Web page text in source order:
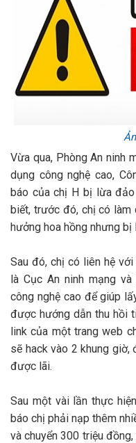
Vừa qua, Phòng An ninh
dụng công nghệ cao,
báo của chị H bị lừa
biết, trước đó, chị có làm
hưởng hoa hồng nhưng
Sau đó, chị có liên hệ
là Cục An ninh mạng
công nghệ cao để giúp
được hướng dẫn thu hồi
link của một trang web
sẽ hack vào 2 khung
được lãi.
Sau một vài lần thực
báo chị phải nạp thêm
và chuyển 300 triệu